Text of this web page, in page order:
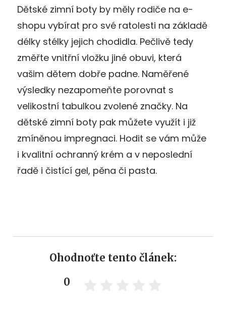
Dětské zimní boty by měly rodiče na e-
shopu vybírat pro své ratolesti na základě
délky stélky jejich chodidla. Pečlivě tedy
změřte vnitřní vložku jiné obuvi, která
vašim dětem dobře padne. Naměřené
výsledky nezapomeňte porovnat s
velikostní tabulkou zvolené značky. Na
dětské zimní boty pak můžete využít i již
zmíněnou impregnaci. Hodit se vám může
i kvalitní ochranný krém a v neposlední
řadě i čistící gel, pěna či pasta.
Ohodnoťte tento článek:
0